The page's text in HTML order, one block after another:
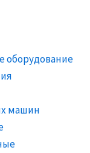
оборудование
машин